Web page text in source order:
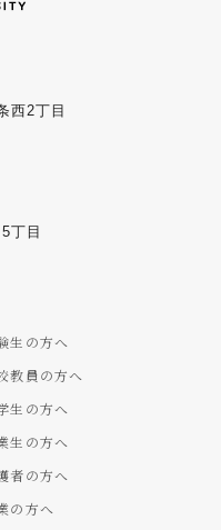
西2丁目
丁目
生の方へ
教員の方へ
生の方へ
生の方へ
者の方へ
の方へ